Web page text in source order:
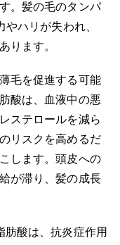
。髪の毛のタンパ
ハリが失われ、
ります。
毛を促進する可能
酸は、血液中の悪
ステロールを減ら
リスクを高めるだ
します。頭皮への
が滞り、髪の成長
酸は、抗炎症作用